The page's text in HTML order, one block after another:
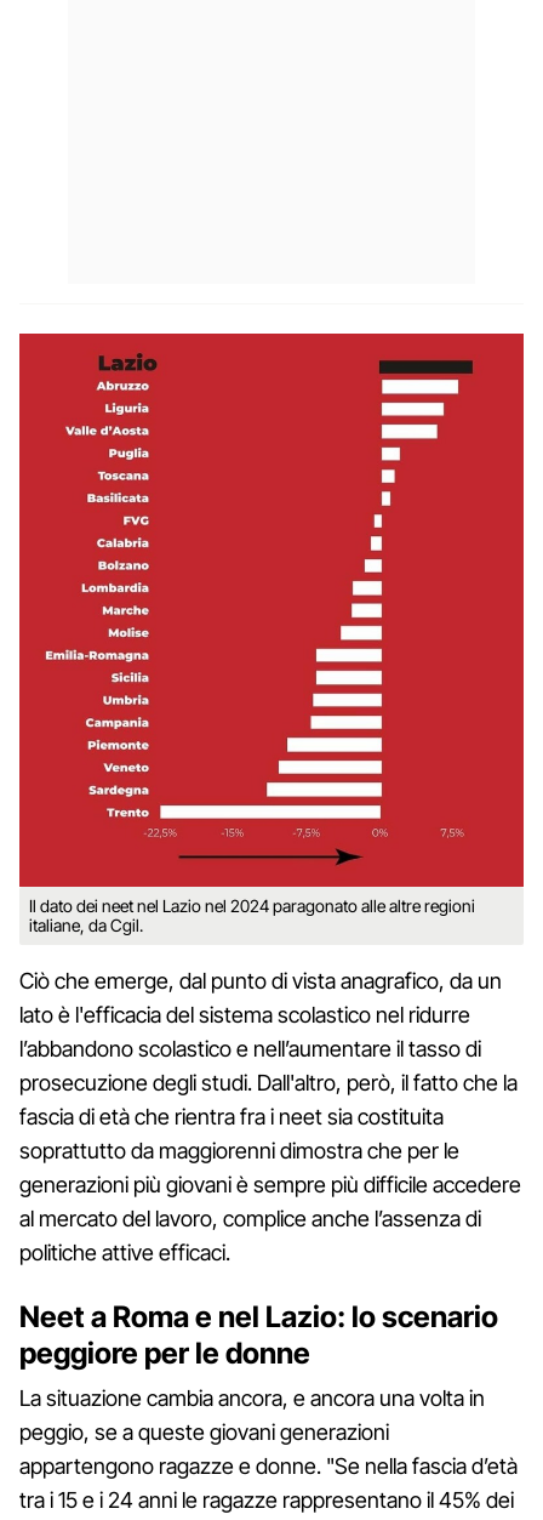
Il dato dei neet nel Lazio nel 2024 paragonato alle altre regioni
italiane, da Cgil.
Ciò che emerge, dal punto di vista anagrafico, da un
lato è l'efficacia del sistema scolastico nel ridurre
l’abbandono scolastico e nell’aumentare il tasso di
prosecuzione degli studi. Dall'altro, però, il fatto che la
fascia di età che rientra fra i neet sia costituita
soprattutto da maggiorenni dimostra che per le
generazioni più giovani è sempre più difficile accedere
al mercato del lavoro, complice anche l’assenza di
politiche attive efficaci.
Neet a Roma e nel Lazio: lo scenario
peggiore per le donne
La situazione cambia ancora, e ancora una volta in
peggio, se a queste giovani generazioni
appartengono ragazze e donne. "Se nella fascia d’età
tra i 15 e i 24 anni le ragazze rappresentano il 45% dei